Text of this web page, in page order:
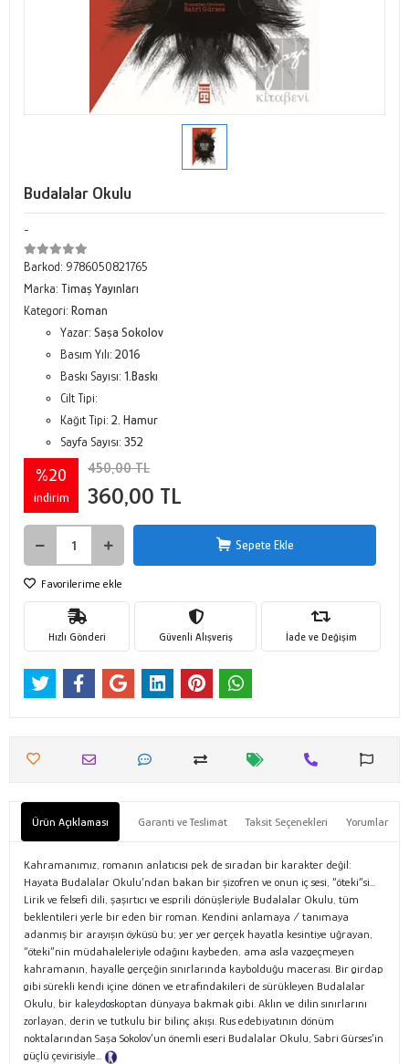
Budalalar Okulu
-
Barkod: 9786050821765
Marka: Timaş Yayınları
Kategori: Roman
Yazar: Saşa Sokolov
Basım Yılı: 2016
Baskı Sayısı: 1.Baskı
Cilt Tipi:
Kağıt Tipi: 2. Hamur
Sayfa Sayısı: 352
%20
indirim
450,00 TL
360,00 TL
Sepete Ekle
Favorilerime ekle
Hızlı Gönderi Güvenli Alışveriş İade ve Değişim
Ürün Açıklaması Garanti ve Teslimat Taksit Seçenekleri Yorumlar
Kahramanımız, romanın anlatıcısı pek de sıradan bir karakter değil:
Hayata Budalalar Okulu’ndan bakan bir şizofren ve onun iç sesi, “öteki”si...
Lirik ve felsefi dili, şaşırtıcı ve esprili dönüşleriyle Budalalar Okulu, tüm
beklentileri yerle bir eden bir roman. Kendini anlamaya / tanımaya
adanmış bir arayışın öyküsü bu; yer yer gerçek hayatla kesintiye uğrayan,
“öteki”nin müdahaleleriyle odağını kaybeden, ama asla vazgeçmeyen
kahramanın, hayalle gerçeğin sınırlarında kaybolduğu macerası. Bir girdap
gibi sürekli kendi içine dönen ve etrafındakileri de sürükleyen Budalalar
Okulu, bir kaleydoskoptan dünyaya bakmak gibi. Aklın ve dilin sınırlarını
zorlayan, derin ve tutkulu bir bilinç akışı. Rus edebiyatının dönüm
noktalarından Saşa Sokolov’un önemli eseri Budalalar Okulu, Sabri Gürses’in
güçlü çevirisiyle...